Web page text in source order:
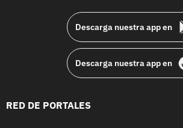
Descarga nuestra app en
Descarga nuestra app en
RED DE PORTALES